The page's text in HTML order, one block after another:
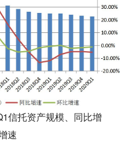
信托资产规模、同比增
速